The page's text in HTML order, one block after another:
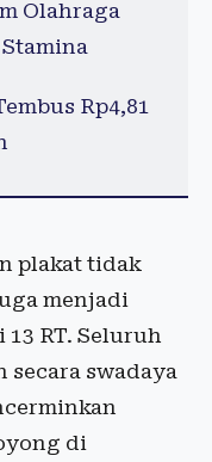
Olahraga
Rp4,81
plakat tidak
menjadi
RT. Seluruh
secara swadaya
di